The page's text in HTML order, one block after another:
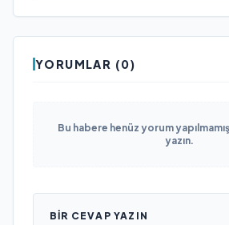
YORUMLAR (0)
Bu habere henüz yorum
yazın.
BIR CEVAP YAZIN